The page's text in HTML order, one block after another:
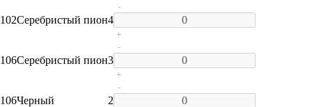
102Серебристый пион4
-
+
106Серебристый пион3
-
+
106Черный 2
-